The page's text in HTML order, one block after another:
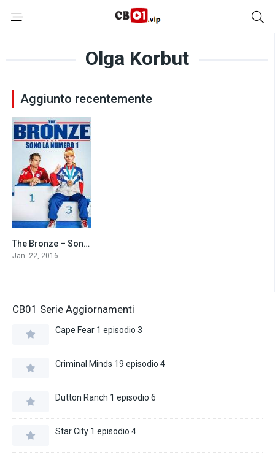
Olga Korbut
Aggiunto recentemente
6.0The Bronze – Sono la numero 1 (2016)
Jan. 22, 2016
CB01 Serie Aggiornamenti
Cape Fear 1 episodio 3
Criminal Minds 19 episodio 4
Dutton Ranch 1 episodio 6
Star City 1 episodio 4